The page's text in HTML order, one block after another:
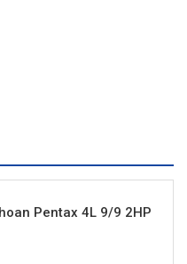
Pentax 4L 9/9 2HP